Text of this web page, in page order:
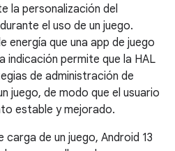
la personalización del
el uso de un juego.
energía que una app de juego
indicación permite que la HAL
de administración de
juego, de modo que el usuario
estable y mejorado.
de un juego, Android 13